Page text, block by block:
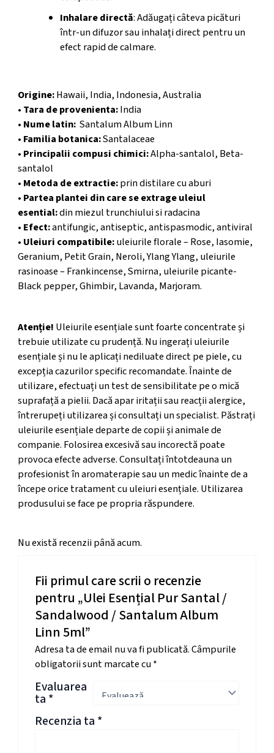
Inhalare directă: Adăugați câteva picături
într-un difuzor sau inhalați direct pentru un
efect rapid de calmare.
Origine:Hawaii, India, Indonesia, Australia
• Tara de provenienta:India
• Nume latin: Santalum Album Linn
• Familia botanica:Santalaceae
• Principalii compusi chimici:Alpha-santalol, Beta-
santalol
• Metoda de extractie:prin distilare cu aburi
• Partea plantei din care se extrage uleiul
esential:din miezul trunchiului si radacina
• Efect:antifungic, antiseptic, antispasmodic, antiviral
• Uleiuri compatibile:uleiurile florale – Rose, Iasomie,
Geranium, Petit Grain, Neroli, Ylang Ylang, uleiurile
rasinoase – Frankincense, Smirna, uleiurile picante-
Black pepper, Ghimbir, Lavanda, Marjoram.
Atenție! Uleiurile esențiale sunt foarte concentrate și
trebuie utilizate cu prudență. Nu ingerați uleiurile
esențiale și nu le aplicați nediluate direct pe piele, cu
excepția cazurilor specific recomandate. Înainte de
utilizare, efectuați un test de sensibilitate pe o mică
suprafață a pielii. Dacă apar iritații sau reacții alergice,
întrerupeți utilizarea și consultați un specialist. Păstrați
uleiurile esențiale departe de copii și animale de
companie. Folosirea excesivă sau incorectă poate
provoca efecte adverse. Consultați întotdeauna un
profesionist în aromaterapie sau un medic înainte de a
începe orice tratament cu uleiuri esențiale. Utilizarea
produsului se face pe propria răspundere.
Nu există recenzii până acum.
Fii primul care scrii o recenzie
pentru „Ulei Esențial Pur Santal /
Sandalwood / Santalum Album
Linn 5ml”
Adresa ta de email nu va fi publicată.Câmpurile
obligatorii sunt marcate cu*
Evaluarea
ta *
Recenzia ta *